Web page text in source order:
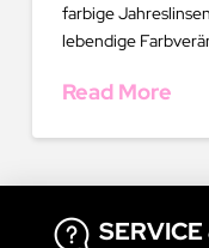
farbige
lebendige
Read More